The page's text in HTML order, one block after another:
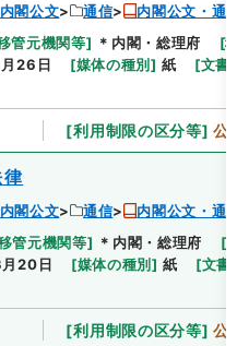
内閣公文 通信
内閣公文・通
管元機関等] ＊内閣・総理府 [
26日 [媒体の種別] 紙 [文書
[利用制限の区分等] 公開
内閣公文 通信
内閣公文・通
管元機関等] ＊内閣・総理府 [
20日 [媒体の種別] 紙 [文書
[利用制限の区分等] 公開